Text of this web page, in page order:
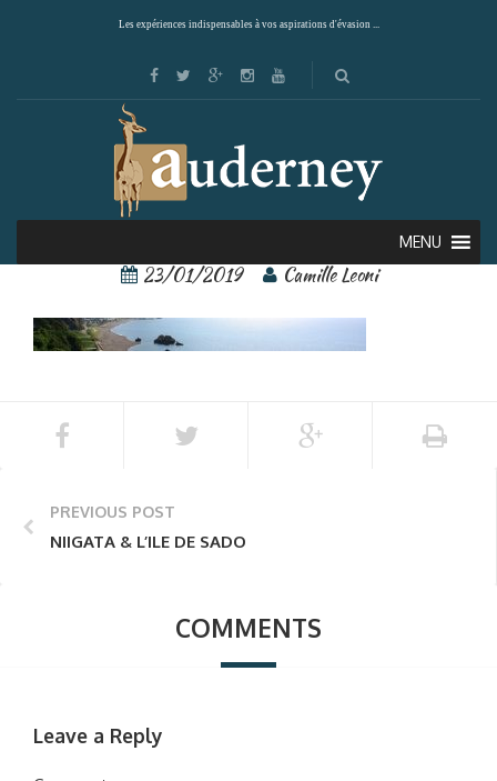
Les expériences indispensables à vos aspirations d'évasion ...
MENU
Ile de Sado 1 – Copie
23/01/2019 Camille Leoni
PREVIOUS POST
NIIGATA & L’ILE DE SADO
COMMENTS
Leave a Reply